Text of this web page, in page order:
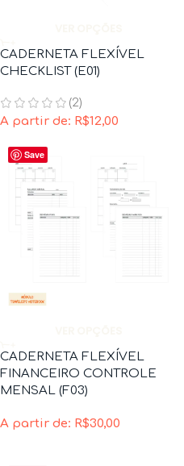
CADERNETA FLEXÍVEL
CHECKLIST (E01)
(2)
A partir de: R$12,00
Save
CADERNETA FLEXÍVEL
FINANCEIRO CONTROLE
MENSAL (F03)
A partir de: R$30,00